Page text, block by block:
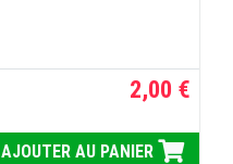
2,00 €
AJOUTER AU PANIER